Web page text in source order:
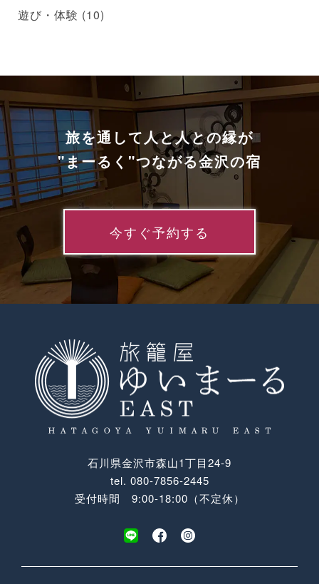
遊び・体験 (10)
旅を通して人と人との縁が
"まーるく"つながる金沢の宿
今すぐ予約する
石川県金沢市森山1丁目24-9
tel. 080-7856-2445
受付時間 9:00-18:00（不定休）